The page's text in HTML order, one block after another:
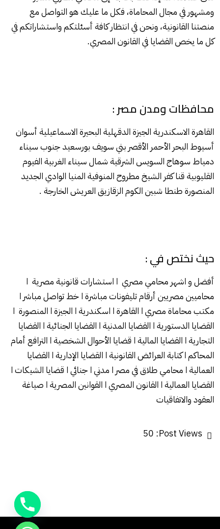
ومشهور في مجال المحاماة، فكل ما عليك هو التواصل مع
منصتنا القانونية، ونحن في انتظار كافة أسئلتكم واستشاراتكم في
كل ما يخص القضايا في القانون المصري.
محافظات ومدن مصر :
القاهرة الاسكندرية الجيزة الدقهلية البحيرة الاسماعيلية أسوان
أسيوط البحر الأحمر الأقصر بني سويف بورسعيد جنوب سيناء
دمياط سوهاج السويس الشرقية شمال سيناء الغربية الفيوم
القليوبية قنا كفر الشيخ مطروح المنوفية المنيا الوادي الجديد
المنصورة طنطا شبين الكوم الزقازيق العريش الخارجة .
حيث نختص في :
أفضل و اشهر محامي مصري ا استشارات قانونية مصرية ا
محاميين مصريين أرقام تليفونات مباشرة ا خط تواصل مباشر ا
مكتب محاماة مصري ا القاهرة ا اسكندرية ا الجيزة ا المنصورة ا
القضايا الدستورية ا القضايا المدنية ا القضايا الجنائية ا القضايا
التجارية ا القضايا المالية ا قضايا الأحوال الشخصية ا الترافع أمام
المحاكم ا كتابة العرائض القانونية ا القضايا الإدارية ا القضايا
العمالية ا محامي طلاق في مصر ا مدني ا جنائي ا قضايا الشيكات ا
القضايا العمالية ا القانون المصري ا القوانين المصرية ا صياغة
العقود والاتفاقيات
Post Views:
50